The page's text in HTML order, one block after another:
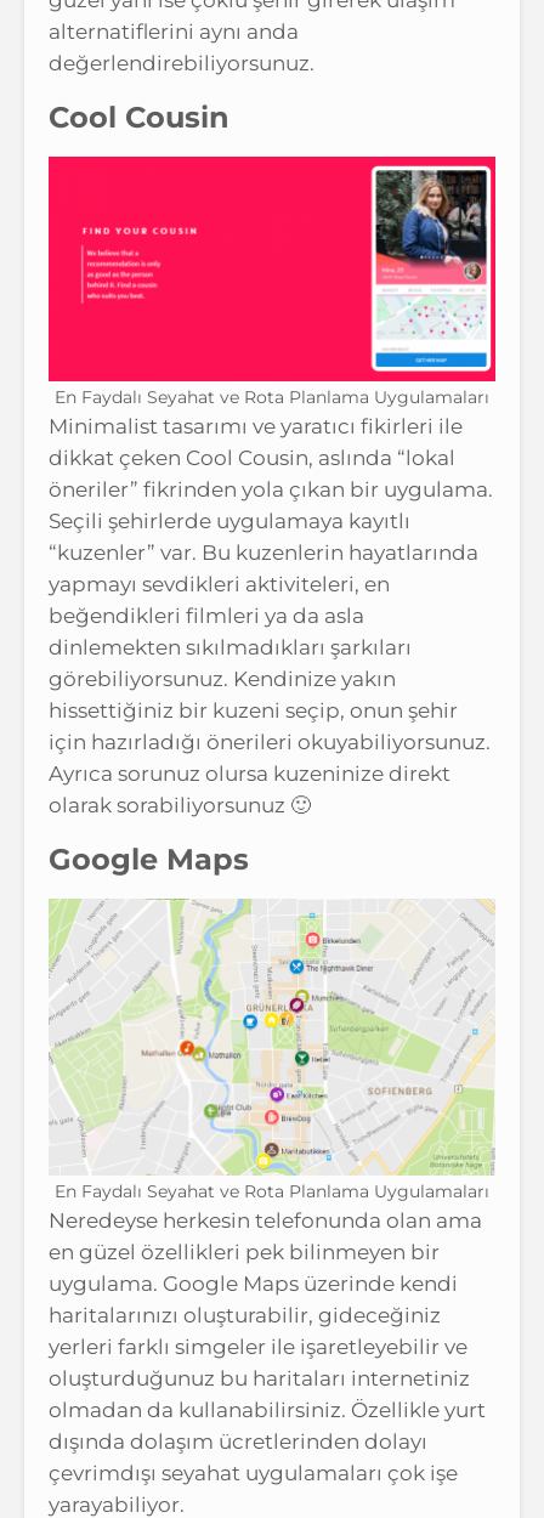
alternatiflerini aynı anda
değerlendirebiliyorsunuz.
Cool Cousin
En Faydalı Seyahat ve Rota Planlama Uygulamaları
Minimalist tasarımı ve yaratıcı fikirleri ile
dikkat çeken Cool Cousin, aslında “lokal
öneriler” fikrinden yola çıkan bir uygulama.
Seçili şehirlerde uygulamaya kayıtlı
“kuzenler” var. Bu kuzenlerin hayatlarında
yapmayı sevdikleri aktiviteleri, en
beğendikleri filmleri ya da asla
dinlemekten sıkılmadıkları şarkıları
görebiliyorsunuz. Kendinize yakın
hissettiğiniz bir kuzeni seçip, onun şehir
için hazırladığı önerileri okuyabiliyorsunuz.
Ayrıca sorunuz olursa kuzeninize direkt
olarak sorabiliyorsunuz 🙂
Google Maps
En Faydalı Seyahat ve Rota Planlama Uygulamaları
Neredeyse herkesin telefonunda olan ama
en güzel özellikleri pek bilinmeyen bir
uygulama. Google Maps üzerinde kendi
haritalarınızı oluşturabilir, gideceğiniz
yerleri farklı simgeler ile işaretleyebilir ve
oluşturduğunuz bu haritaları internetiniz
olmadan da kullanabilirsiniz. Özellikle yurt
dışında dolaşım ücretlerinden dolayı
çevrimdışı seyahat uygulamaları çok işe
yarayabiliyor.